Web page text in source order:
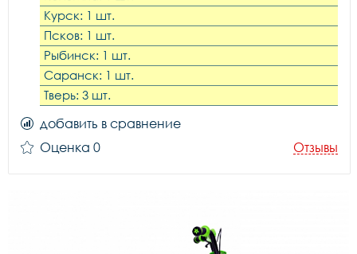
Курск: 1 шт.
Псков: 1 шт.
Рыбинск: 1 шт.
Саранск: 1 шт.
Тверь: 3 шт.
добавить в сравнение
Оценка 0
Отзывы